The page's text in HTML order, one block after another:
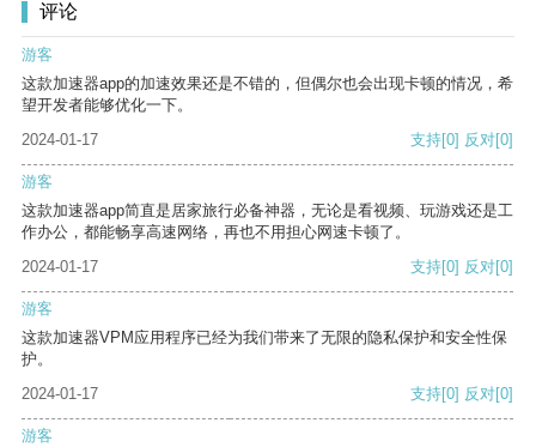
评论
游客
这款加速器app的加速效果还是不错的，但偶尔也会出现卡顿的情况，希
望开发者能够优化一下。
2024-01-17
支持[0] 反对[0]
游客
这款加速器app简直是居家旅行必备神器，无论是看视频、玩游戏还是工
作办公，都能畅享高速网络，再也不用担心网速卡顿了。
2024-01-17
支持[0] 反对[0]
游客
这款加速器VPM应用程序已经为我们带来了无限的隐私保护和安全性保
护。
2024-01-17
支持[0] 反对[0]
游客